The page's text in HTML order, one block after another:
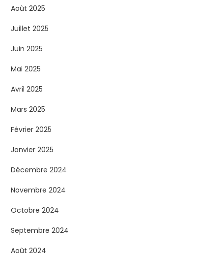
Août 2025
Juillet 2025
Juin 2025
Mai 2025
Avril 2025
Mars 2025
Février 2025
Janvier 2025
Décembre 2024
Novembre 2024
Octobre 2024
Septembre 2024
Août 2024